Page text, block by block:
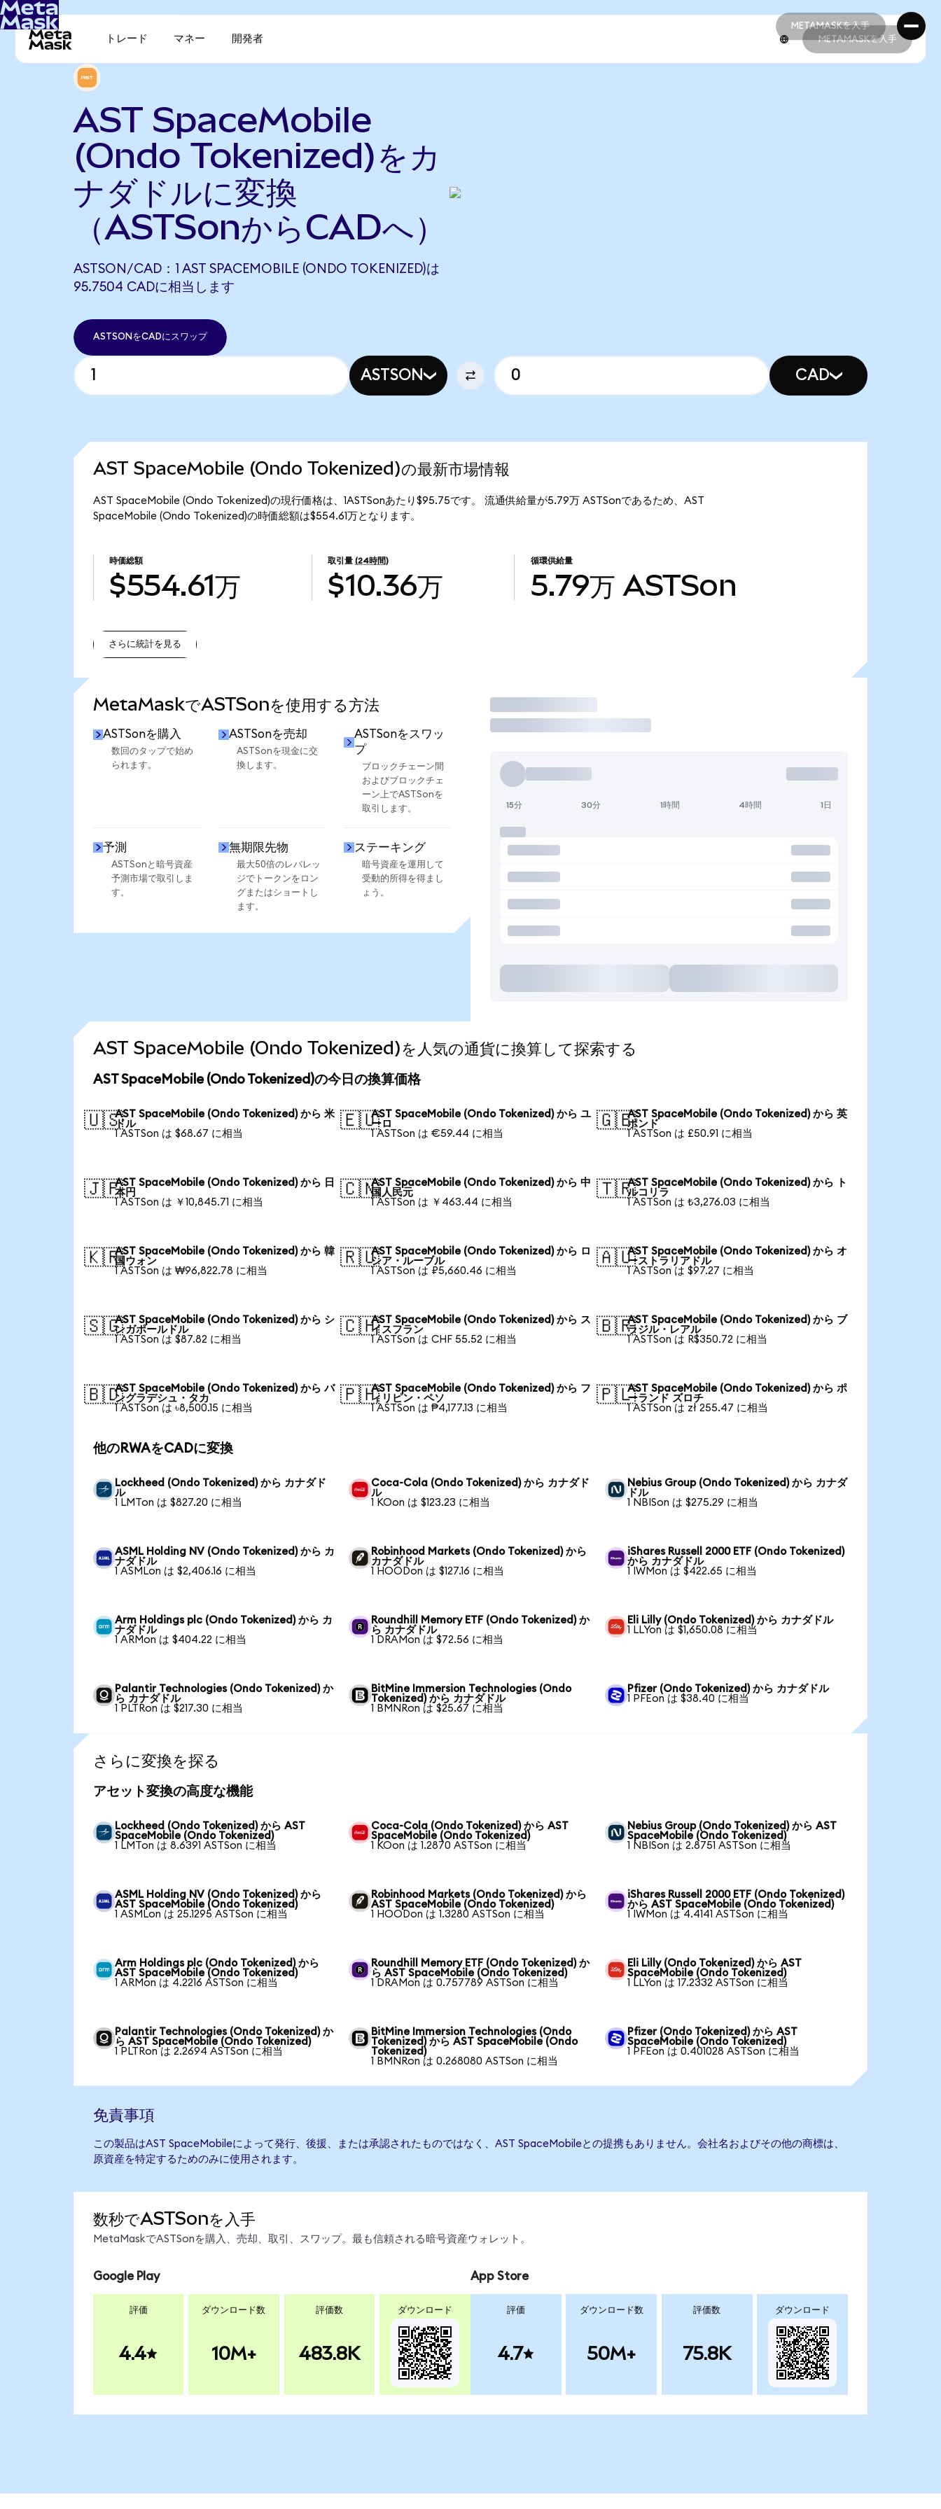
METAMASKを入手
METAMASKを入手
トレード マネー 開発者 METAMASKを入手
AST SpaceMobile
(Ondo Tokenized)をカ
ナダドルに変換
（ASTSonからCADへ）
ASTSON/CAD：1 AST SPACEMOBILE (ONDO TOKENIZED)は
95.7504 CADに相当します
ASTSONをCADにスワップ
ASTSON CAD
AST SpaceMobile (Ondo Tokenized)の最新市場情報
AST SpaceMobile (Ondo Tokenized)の現行価格は、1ASTSonあたり$95.75です。 流通供給量が5.79万 ASTSonであるため、AST
SpaceMobile (Ondo Tokenized)の時価総額は$554.61万となります。
時価総額
$554.61万
取引量 (24時間)
$10.36万
循環供給量
5.79万 ASTSon
さらに統計を見る
MetaMaskでASTSonを使用する方法
ASTSonを購入
数回のタップで始め
られます。
ASTSonを売却
ASTSonを現金に交
換します。
ASTSonをスワッ
プ
ブロックチェーン間
およびブロックチェ
ーン上でASTSonを
取引します。
予測
ASTSonと暗号資産
予測市場で取引しま
す。
無期限先物
最大50倍のレバレッ
ジでトークンをロン
グまたはショートし
ます。
ステーキング
暗号資産を運用して
受動的所得を得まし
ょう。
取引
15分 30分 1時間 4時間 1日
AST SpaceMobile (Ondo Tokenized)を人気の通貨に換算して探索する
AST SpaceMobile (Ondo Tokenized)の今日の換算価格
🇺🇸AST SpaceMobile (Ondo Tokenized) から 米
ドル
1 ASTSon は $68.67 に相当
🇪🇺AST SpaceMobile (Ondo Tokenized) から ユ
ーロ
1 ASTSon は €59.44 に相当
🇬🇧AST SpaceMobile (Ondo Tokenized) から 英
ポンド
1 ASTSon は £50.91 に相当
🇯🇵AST SpaceMobile (Ondo Tokenized) から 日
本円
1 ASTSon は ￥10,845.71 に相当
🇨🇳AST SpaceMobile (Ondo Tokenized) から 中
国人民元
1 ASTSon は ￥463.44 に相当
🇹🇷AST SpaceMobile (Ondo Tokenized) から ト
ルコリラ
1 ASTSon は ₺3,276.03 に相当
🇰🇷AST SpaceMobile (Ondo Tokenized) から 韓
国ウォン
1 ASTSon は ₩96,822.78 に相当
🇷🇺AST SpaceMobile (Ondo Tokenized) から ロ
シア・ルーブル
1 ASTSon は ₽5,660.46 に相当
🇦🇺AST SpaceMobile (Ondo Tokenized) から オ
ーストラリアドル
1 ASTSon は $97.27 に相当
🇸🇬AST SpaceMobile (Ondo Tokenized) から シ
ンガポールドル
1 ASTSon は $87.82 に相当
🇨🇭AST SpaceMobile (Ondo Tokenized) から ス
イスフラン
1 ASTSon は CHF 55.52 に相当
🇧🇷AST SpaceMobile (Ondo Tokenized) から ブ
ラジル・レアル
1 ASTSon は R$350.72 に相当
🇧🇩AST SpaceMobile (Ondo Tokenized) から バ
ングラデシュ・タカ
1 ASTSon は ৳8,500.15 に相当
🇵🇭AST SpaceMobile (Ondo Tokenized) から フ
ィリピン・ペソ
1 ASTSon は ₱4,177.13 に相当
🇵🇱AST SpaceMobile (Ondo Tokenized) から ポ
ーランド ズロチ
1 ASTSon は zł 255.47 に相当
他のRWAをCADに変換
Lockheed (Ondo Tokenized) から カナダド
ル
1 LMTon は $827.20 に相当
Coca-Cola (Ondo Tokenized) から カナダド
ル
1 KOon は $123.23 に相当
Nebius Group (Ondo Tokenized) から カナダ
ドル
1 NBISon は $275.29 に相当
ASML Holding NV (Ondo Tokenized) から カ
ナダドル
1 ASMLon は $2,406.16 に相当
Robinhood Markets (Ondo Tokenized) から
カナダドル
1 HOODon は $127.16 に相当
iShares Russell 2000 ETF (Ondo Tokenized)
から カナダドル
1 IWMon は $422.65 に相当
Arm Holdings plc (Ondo Tokenized) から カ
ナダドル
1 ARMon は $404.22 に相当
Roundhill Memory ETF (Ondo Tokenized) か
ら カナダドル
1 DRAMon は $72.56 に相当
Eli Lilly (Ondo Tokenized) から カナダドル
1 LLYon は $1,650.08 に相当
Palantir Technologies (Ondo Tokenized) か
ら カナダドル
1 PLTRon は $217.30 に相当
BitMine Immersion Technologies (Ondo
Tokenized) から カナダドル
1 BMNRon は $25.67 に相当
Pfizer (Ondo Tokenized) から カナダドル
1 PFEon は $38.40 に相当
さらに変換を探る
アセット変換の高度な機能
Lockheed (Ondo Tokenized) から AST
SpaceMobile (Ondo Tokenized)
1 LMTon は 8.6391 ASTSon に相当
Coca-Cola (Ondo Tokenized) から AST
SpaceMobile (Ondo Tokenized)
1 KOon は 1.2870 ASTSon に相当
Nebius Group (Ondo Tokenized) から AST
SpaceMobile (Ondo Tokenized)
1 NBISon は 2.8751 ASTSon に相当
ASML Holding NV (Ondo Tokenized) から
AST SpaceMobile (Ondo Tokenized)
1 ASMLon は 25.1295 ASTSon に相当
Robinhood Markets (Ondo Tokenized) から
AST SpaceMobile (Ondo Tokenized)
1 HOODon は 1.3280 ASTSon に相当
iShares Russell 2000 ETF (Ondo Tokenized)
から AST SpaceMobile (Ondo Tokenized)
1 IWMon は 4.4141 ASTSon に相当
Arm Holdings plc (Ondo Tokenized) から
AST SpaceMobile (Ondo Tokenized)
1 ARMon は 4.2216 ASTSon に相当
Roundhill Memory ETF (Ondo Tokenized) か
ら AST SpaceMobile (Ondo Tokenized)
1 DRAMon は 0.757789 ASTSon に相当
Eli Lilly (Ondo Tokenized) から AST
SpaceMobile (Ondo Tokenized)
1 LLYon は 17.2332 ASTSon に相当
Palantir Technologies (Ondo Tokenized) か
ら AST SpaceMobile (Ondo Tokenized)
1 PLTRon は 2.2694 ASTSon に相当
BitMine Immersion Technologies (Ondo
Tokenized) から AST SpaceMobile (Ondo
Tokenized)
1 BMNRon は 0.268080 ASTSon に相当
Pfizer (Ondo Tokenized) から AST
SpaceMobile (Ondo Tokenized)
1 PFEon は 0.401028 ASTSon に相当
免責事項
この製品はAST SpaceMobileによって発行、後援、または承認されたものではなく、AST SpaceMobileとの提携もありません。会社名およびその他の商標は、
原資産を特定するためのみに使用されます。
数秒でASTSonを入手
MetaMaskでASTSonを購入、売却、取引、スワップ。最も信頼される暗号資産ウォレット。
Google Play
評価
4.4
ダウンロード数
10M+
評価数
483.8K
ダウンロード
App Store
評価
4.7
ダウンロード数
50M+
評価数
75.8K
ダウンロード